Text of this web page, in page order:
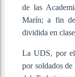
de las
Marín; a fin
dividida en
La UDS, por el
por soldados